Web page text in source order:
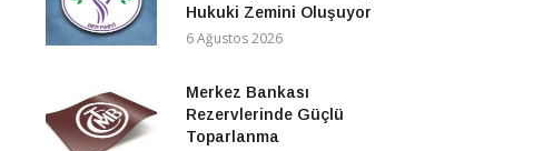
Hukuki Zemini Oluşuyor
6 Ağustos 2026
Merkez Bankası
Rezervlerinde Güçlü
Toparlanma